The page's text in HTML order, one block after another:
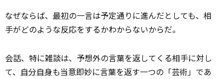
なぜならば、 最初の一言は予定通りに進んだとしても、相
手がどのような反応をするかわからないからだ。
会話、特に雑談は、予想外の言葉を返してくる相手に対し
て、 自分自身も当意即妙に言葉を返す一つの「芸術」であ